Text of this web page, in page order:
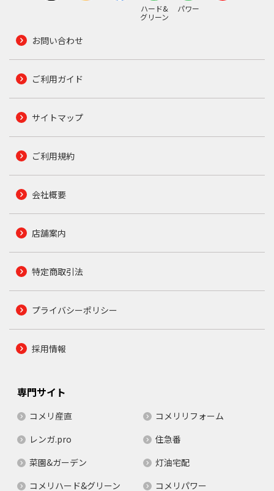
ハード&
グリーン
パワー
お問い合わせ
ご利用ガイド
サイトマップ
ご利用規約
会社概要
店舗案内
特定商取引法
プライバシーポリシー
採用情報
専門サイト
コメリ産直
コメリリフォーム
レンガ.pro
住急番
菜園&ガーデン
灯油宅配
コメリハード&グリーン
コメリパワー